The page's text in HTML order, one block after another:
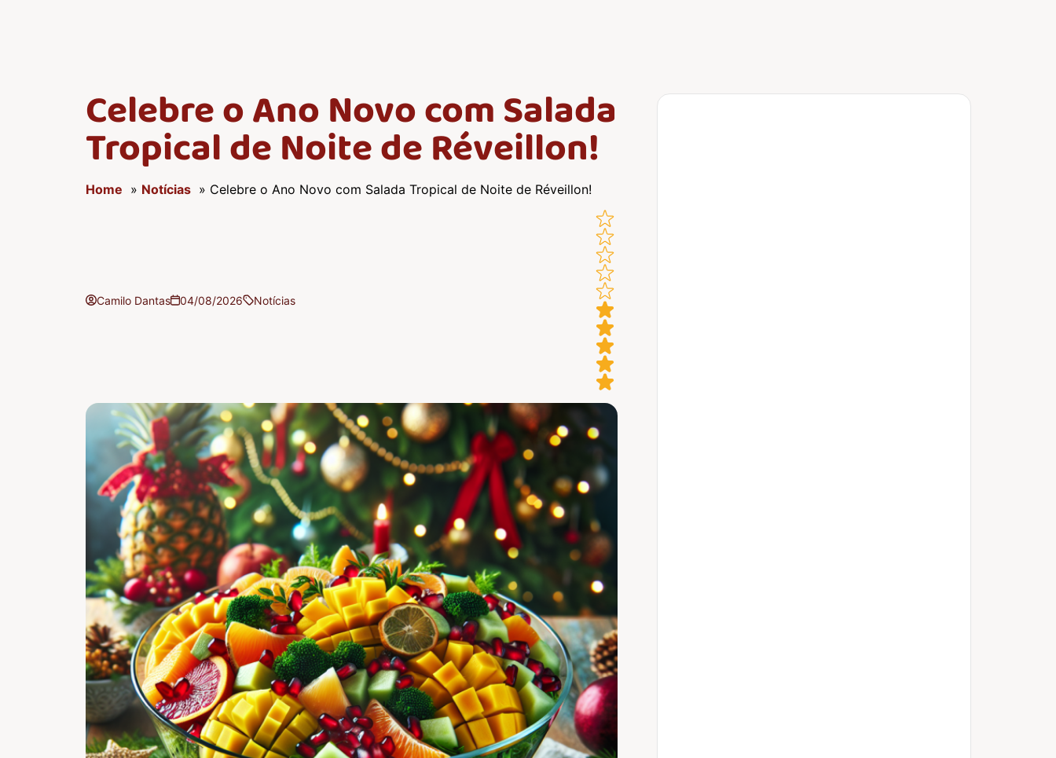
Celebre o Ano Novo com Salada
Tropical de Noite de Réveillon!
Home » Notícias » Celebre o Ano Novo com Salada Tropical de Noite de Réveillon!
Camilo Dantas 04/08/2026 Notícias